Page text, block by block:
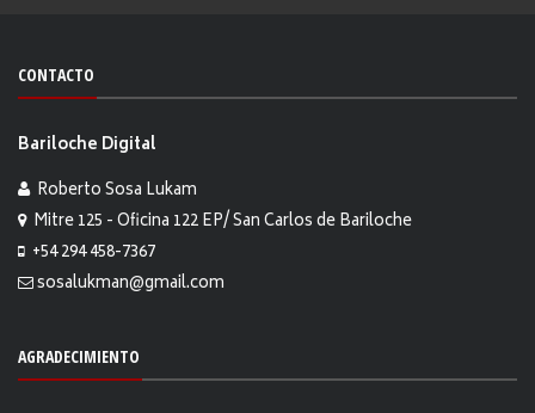
CONTACTO
Bariloche Digital
Roberto Sosa Lukam
Mitre 125 - Oficina 122 EP/ San Carlos de Bariloche
+54 294 458-7367
sosalukman@gmail.com
AGRADECIMIENTO